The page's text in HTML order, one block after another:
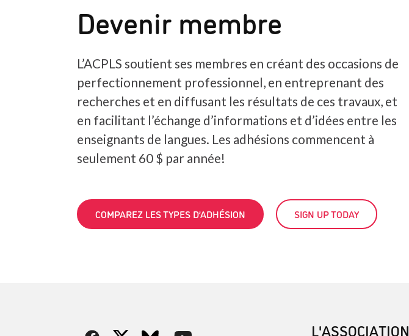
Devenir membre
L’ACPLS soutient ses membres en créant des occasions de
perfectionnement professionnel, en entreprenant des
recherches et en diffusant les résultats de ces travaux, et
en facilitant l’échange d’informations et d’idées entre les
enseignants de langues. Les adhésions commencent à
seulement 60 $ par année!
COMPAREZ LES TYPES D’ADHÉSION SIGN UP TODAY
L'ASSOCIATION